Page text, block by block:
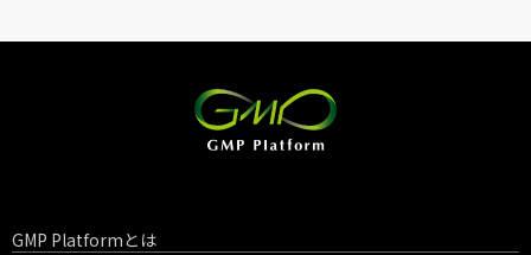
GMP Platformとは